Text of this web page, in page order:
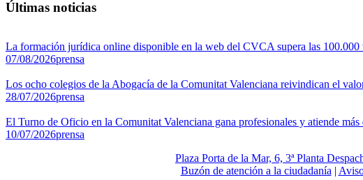
Últimas noticias
La formación jurídica online disponible en la web del CVCA supera las 100.000
07/08/2026prensa
Los ocho colegios de la Abogacía de la Comunitat Valenciana reivindican el
28/07/2026prensa
El Turno de Oficio en la Comunitat Valenciana gana profesionales y atiende más
10/07/2026prensa
Plaza Porta de la Mar, 6, 3ª Planta
Buzón de atención a la ciudadanía |